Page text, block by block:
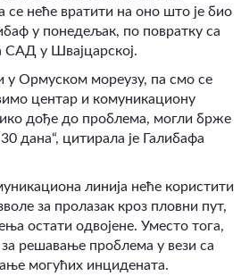
неће вратити на оно што је био
у понедељак, по повратку са
САД у Швајцарској.
у Ормуском мореузу, па смо се
центар и комуникациону
дође до проблема, могли брже
дана“, цитирала је Галибафа
линија неће користити
за пролазак кроз пловни пут,
остати одвојене. Уместо тога,
решавање проблема у вези са
могућих инцидената.